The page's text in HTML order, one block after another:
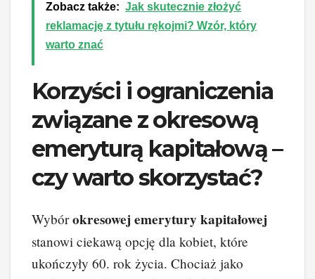
Zobacz także: Jak skutecznie złożyć
reklamację z tytułu rękojmi? Wzór, który
warto znać
Korzyści i ograniczenia
związane z okresową
emeryturą kapitałową –
czy warto skorzystać?
Wybórokresowej emerytury kapitałowej
stanowi ciekawą opcję dla kobiet, które
ukończyły 60. rok życia. Chociaż jako